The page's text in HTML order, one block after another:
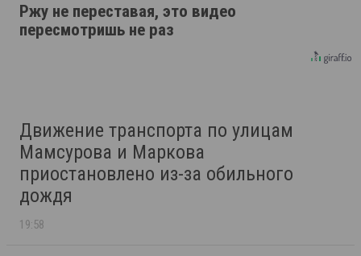
Ржу не переставая, это видео
пересмотришь не раз
Движение транспорта по улицам
Мамсурова и Маркова
приостановлено из-за обильного
дождя
19:58